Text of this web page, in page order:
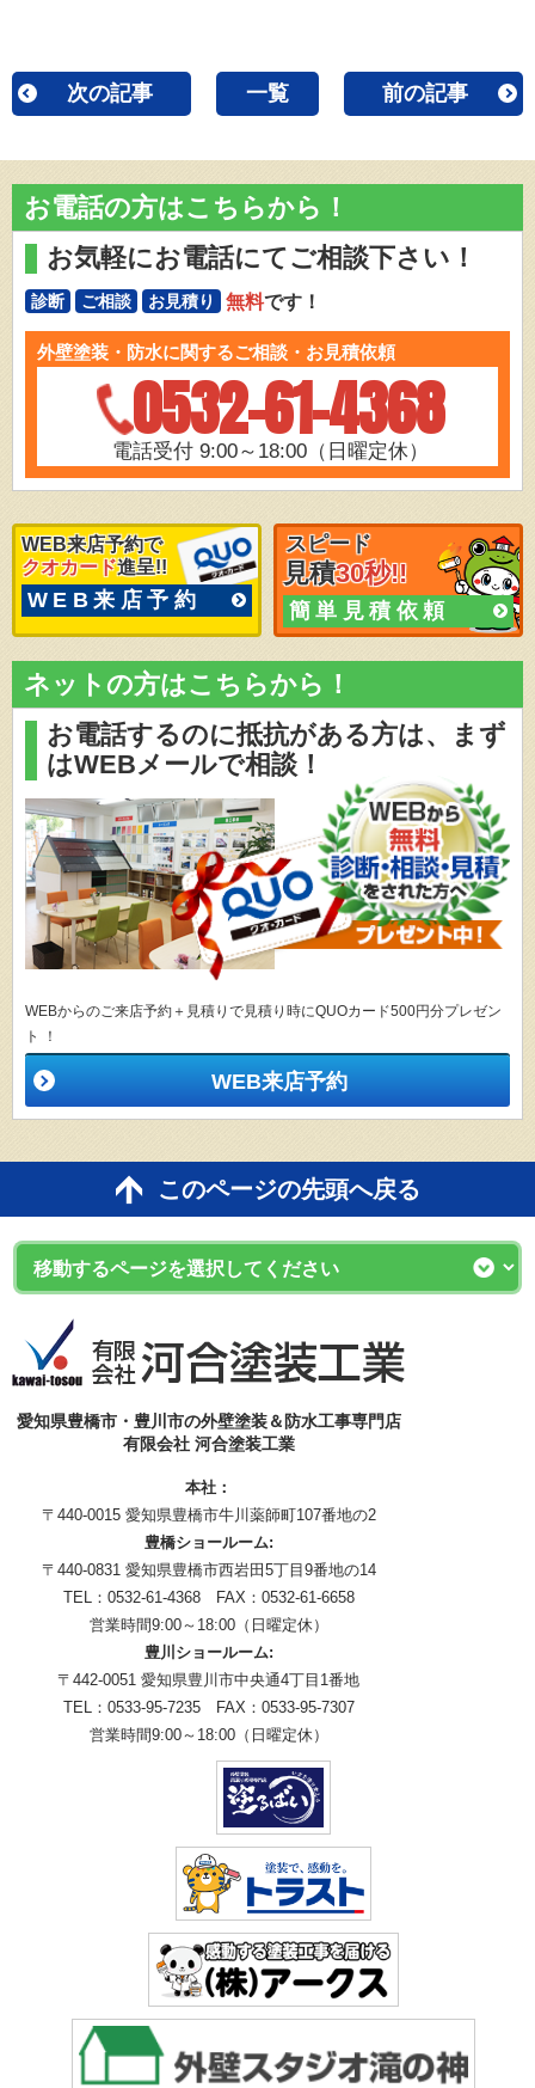
次の記事 一覧 前の記事
お電話の方はこちらから！
お気軽にお電話にてご相談下さい！
診断 ご相談 お見積り 無料です！
外壁塗装・防水に関するご相談・お見積依頼
0532-61-4368
電話受付 9:00～18:00（日曜定休）
WEB来店予約で
クオカード進呈!!
WEB来店予約
スピード
見積30秒!!
簡単見積依頼
ネットの方はこちらから！
お電話するのに抵抗がある方は、
まず
はWEBメールで相談！
WEBからのご来店予約＋見積りで見積り時にQUOカード500円分プレゼン
ト ！
WEB来店予約
このページの先頭へ戻る
愛知県豊橋市・豊川市の外壁塗装＆防水工事専門店
有限会社 河合塗装工業
本社：
〒440-0015 愛知県豊橋市牛川薬師町107番地の2
豊橋ショールーム:
〒440-0831 愛知県豊橋市西岩田5丁目9番地の14
TEL：0532-61-4368 FAX：0532-61-6658
営業時間9:00～18:00（日曜定休）
豊川ショールーム:
〒442-0051 愛知県豊川市中央通4丁目1番地
TEL：0533-95-7235 FAX：0533-95-7307
営業時間9:00～18:00（日曜定休）